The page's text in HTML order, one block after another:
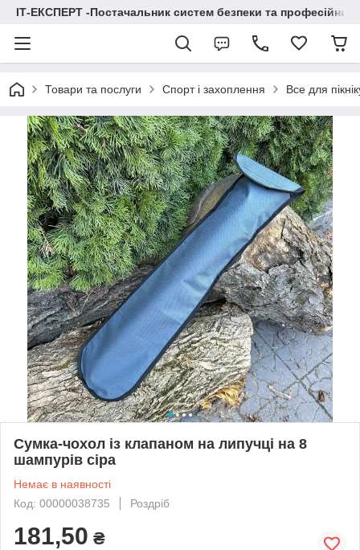
ІТ-ЕКСПЕРТ -Постачальник систем безпеки та професійних
Товари та послуги Спорт і захоплення Все для
Сумка-чохол із клапаном на липучці на 8
шампурів сіра
Немає в наявності
Код: 00000038735
Роздріб
181,50 ₴